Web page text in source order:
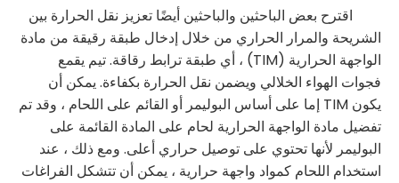
اقترح بعض الباحثين والباحثين أيضًا تعزيز نقل الحرارة بين
الشريحة والمرار الحراري من خلال إدخال طبقة رقيقة من مادة
الواجهة الحرارية (TIM) ، أي طبقة ترابط رقاقة. تيم يقمع
فجوات الهواء الخلالي ويضمن نقل الحرارة بكفاءة. يمكن أن
يكون TIM إما على أساس البوليمر أو القائم على اللحام ، وقد تم
تفضيل مادة الواجهة الحرارية لحام على المادة القائمة على
البوليمر لأنها تحتوي على توصيل حراري أعلى. ومع ذلك ، عند
استخدام اللحام كمواد واجهة حرارية ، يمكن أن تتشكل الفراغات